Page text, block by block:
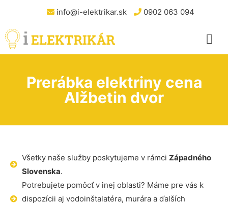
info@i-elektrikar.sk 0902 063 094
Prerábka elektriny cena
Alžbetin dvor
Všetky naše služby poskytujeme v rámci Západného
Slovenska.
Potrebujete pomôcť v inej oblasti? Máme pre vás k
dispozícii aj vodoinštalatéra, murára a ďalších